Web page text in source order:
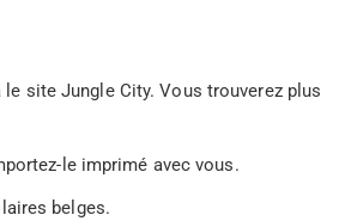
site Jungle City. Vous trouverez plus
le imprimé avec vous.
belges.